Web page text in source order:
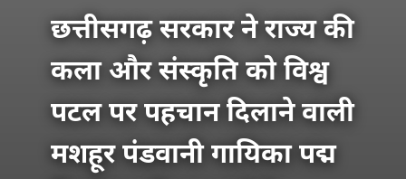
छत्तीसगढ़ सरकार ने राज्य की
कला और संस्कृति को विश्व
पटल पर पहचान दिलाने वाली
मशहूर पंडवानी गायिका पद्म